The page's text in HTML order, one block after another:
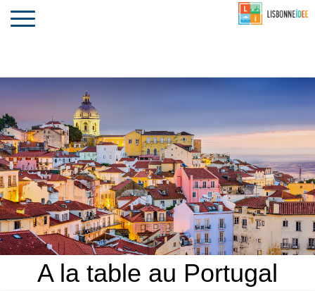
LE PORTUGAL
Toggle
navigation
A la table au Portugal